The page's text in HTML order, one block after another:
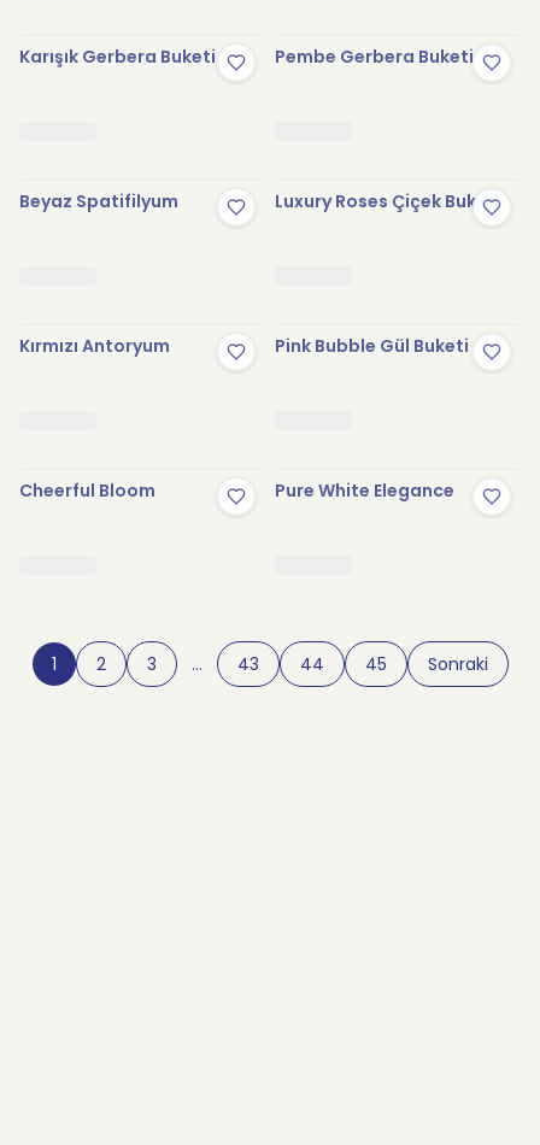
Karışık Gerbera Buketi Pembe Gerbera Buketi
Beyaz Spatifilyum Luxury Roses Çiçek Buketi
Kırmızı Antoryum Pink Bubble Gül Buketi
Cheerful Bloom Pure White Elegance
1 2 3 … 43 44 45 Sonraki